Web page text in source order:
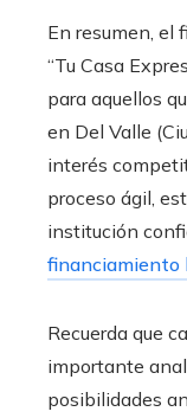
En resumen, el
“Tu Casa
para aquellos
en Del Valle
interés
proceso ágil,
institución
financiamiento
Recuerda que
importante
posibilidades